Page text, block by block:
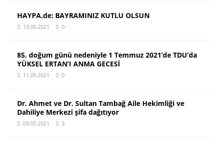
HAYPA.de: BAYRAMINIZ KUTLU OLSUN
13.05.2021 0
85. doğum günü nedeniyle 1 Temmuz 2021’de TDU’da
YÜKSEL ERTAN’I ANMA GECESİ
11.05.2021 0
Dr. Ahmet ve Dr. Sultan Tambağ Aile Hekimliği ve
Dahiliye Merkezi şifa dağıtıyor
09.05.2021 3